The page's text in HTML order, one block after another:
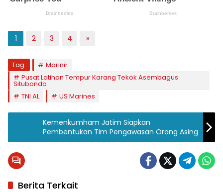
1 2 3 4 »
Tag:
Marinir
Pusat Latihan Tempur Karang Tekok Asembagus
Situbondo
TNI AL
US Marines
Kemenkumham Jatim Siapkan
Pembentukan Tim Pengawasan Orang Asing
Berita Terkait